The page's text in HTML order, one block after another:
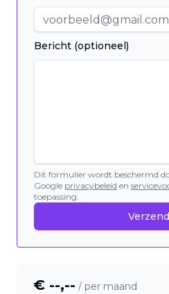
Bericht (optioneel)
Dit formulier wordt beschermd
Google privacybeleid en
toepassing.
€ --,-- / per maand